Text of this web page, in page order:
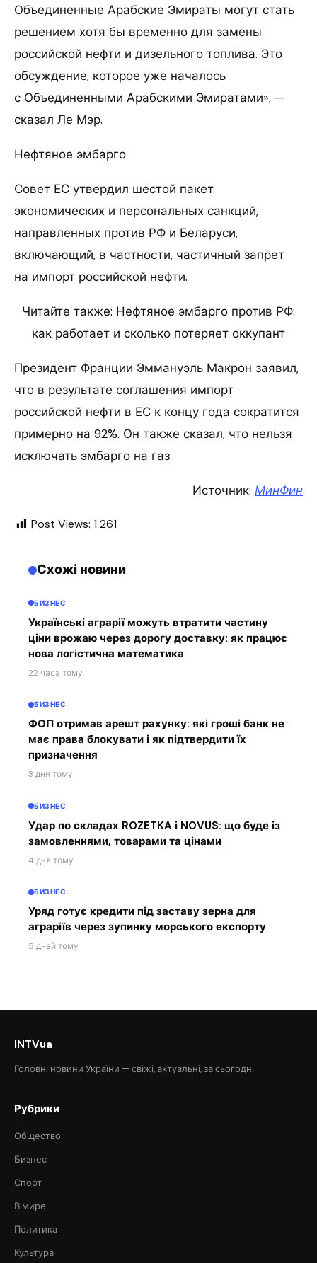
Объединенные Арабские Эмираты могут стать
решением хотя бы временно для замены
российской нефти и дизельного топлива. Это
обсуждение, которое уже началось
с Объединенными Арабскими Эмиратами», —
сказал Ле Мэр.
Нефтяное эмбарго
Совет ЕС утвердил шестой пакет
экономических и персональных санкций,
направленных против РФ и Беларуси,
включающий, в частности, частичный запрет
на импорт российской нефти.
Читайте также: Нефтяное эмбарго против РФ:
как работает и сколько потеряет оккупант
Президент Франции Эммануэль Макрон заявил,
что в результате соглашения импорт
российской нефти в ЕС к концу года сократится
примерно на 92%. Он также сказал, что нельзя
исключать эмбарго на газ.
Источник: МинФин
Post Views: 1 261
Схожі новини
БИЗНЕС
Українські аграрії можуть втратити частину
ціни врожаю через дорогу доставку: як працює
нова логістична математика
22 часа тому
БИЗНЕС
ФОП отримав арешт рахунку: які гроші банк не
має права блокувати і як підтвердити їх
призначення
3 дня тому
БИЗНЕС
Удар по складах ROZETKA і NOVUS: що буде із
замовленнями, товарами та цінами
4 дня тому
БИЗНЕС
Уряд готує кредити під заставу зерна для
аграріїв через зупинку морського експорту
5 дней тому
INTVua
Головні новини України — свіжі, актуальні, за сьогодні.
Рубрики
Общество
Бизнес
Спорт
В мире
Политика
Культура